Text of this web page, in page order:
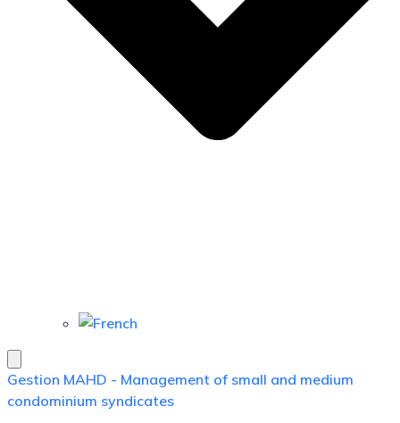
Gestion MAHD - Management of small and medium
condominium syndicates